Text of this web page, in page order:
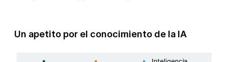
Un apetito por el conocimiento de la IA